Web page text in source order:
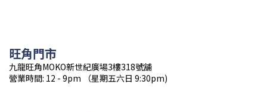
旺角門市
九龍旺角MOKO新世紀廣場3樓318號舖
營業時間: 12 - 9pm （星期五六日 9:30pm)